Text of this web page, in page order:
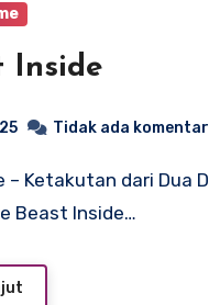
Inside
Tidak ada komentar
Beast Inside…